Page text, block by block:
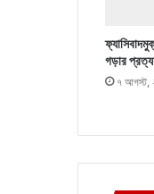
গড়ার
৭ আগস্ট,